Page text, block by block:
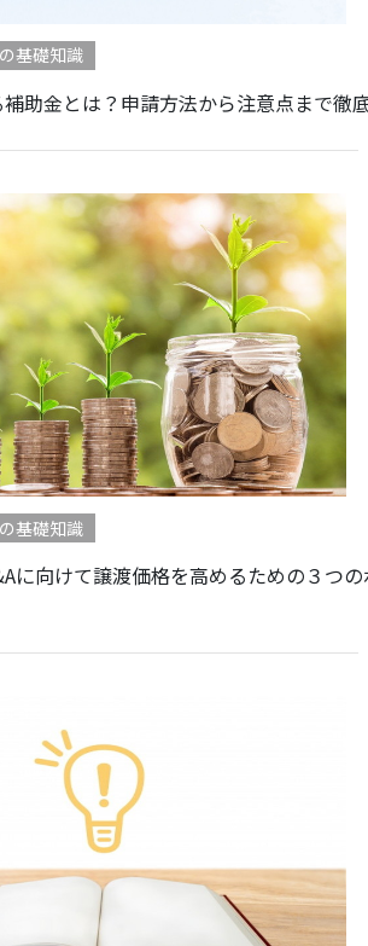
基礎知識
助金とは？申請方法から注意点まで徹
基礎知識
に向けて譲渡価格を高めるための３つ